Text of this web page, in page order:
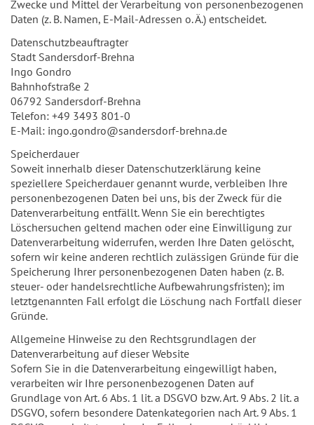
Zwecke und Mittel der Verarbeitung von personenbezogenen
Daten (z. B. Namen, E-Mail-Adressen o. Ä.) entscheidet.
Datenschutzbeauftragter
Stadt Sandersdorf-Brehna
Ingo Gondro
Bahnhofstraße 2
06792 Sandersdorf-Brehna
Telefon: +49 3493 801-0
E-Mail: ingo.gondro@sandersdorf-brehna.de
Speicherdauer
Soweit innerhalb dieser Datenschutzerklärung keine
speziellere Speicherdauer genannt wurde, verbleiben Ihre
personenbezogenen Daten bei uns, bis der Zweck für die
Datenverarbeitung entfällt. Wenn Sie ein berechtigtes
Löschersuchen geltend machen oder eine Einwilligung zur
Datenverarbeitung widerrufen, werden Ihre Daten gelöscht,
sofern wir keine anderen rechtlich zulässigen Gründe für die
Speicherung Ihrer personenbezogenen Daten haben (z. B.
steuer- oder handelsrechtliche Aufbewahrungsfristen); im
letztgenannten Fall erfolgt die Löschung nach Fortfall dieser
Gründe.
Allgemeine Hinweise zu den Rechtsgrundlagen der
Datenverarbeitung auf dieser Website
Sofern Sie in die Datenverarbeitung eingewilligt haben,
verarbeiten wir Ihre personenbezogenen Daten auf
Grundlage von Art. 6 Abs. 1 lit. a DSGVO bzw. Art. 9 Abs. 2 lit. a
DSGVO, sofern besondere Datenkategorien nach Art. 9 Abs. 1